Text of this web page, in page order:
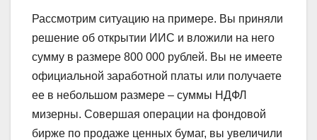
Рассмотрим ситуацию на примере. Вы приняли
решение об открытии ИИС и вложили на него
сумму в размере 800 000 рублей. Вы не имеете
официальной заработной платы или получаете
ее в небольшом размере – суммы НДФЛ
мизерны. Совершая операции на фондовой
бирже по продаже ценных бумаг, вы увеличили